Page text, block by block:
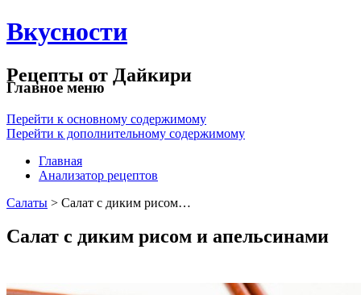
Вкусности
Рецепты от Дайкири
Главное меню
Перейти к основному содержимому
Перейти к дополнительному содержимому
Главная
Анализатор рецептов
Салаты > Салат с диким рисом…
Салат с диким рисом и апельсинами